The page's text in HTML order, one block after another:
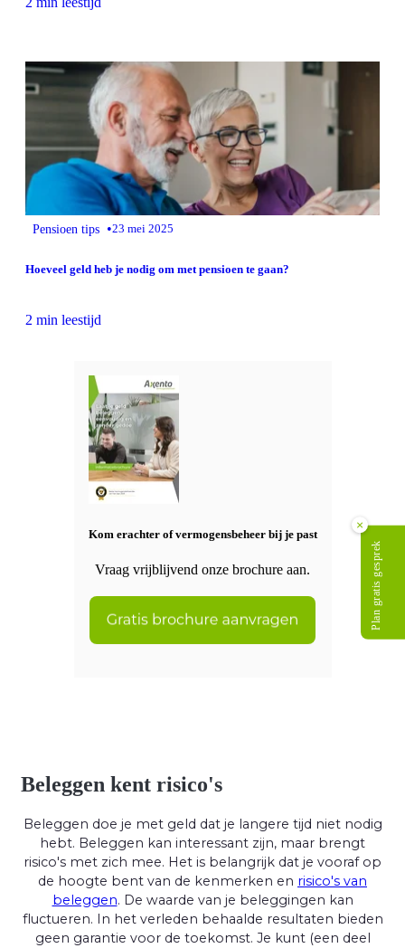
Pensioen tips •23 mei 2025
Hoeveel geld heb je nodig om met pensioen te gaan?
2 min leestijd
Kom erachter of vermogensbeheer bij je past
Vraag vrijblijvend onze brochure aan.
Beleggen kent risico's
Beleggen doe je met geld dat je langere tijd niet nodig
hebt. Beleggen kan interessant zijn, maar brengt
risico's met zich mee. Het is belangrijk dat je vooraf op
de hoogte bent van de kenmerken en risico's van
beleggen. De waarde van je beleggingen kan
fluctueren. In het verleden behaalde resultaten bieden
geen garantie voor de toekomst. Je kunt (een deel
×
Plan gratis gesprek